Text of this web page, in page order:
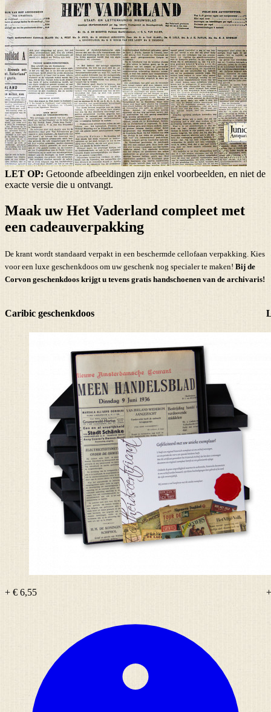
LET OP: Getoonde afbeeldingen zijn enkel voorbeelden, en niet de
exacte versie die u ontvangt.
Maak uw Het Vaderland compleet met
een cadeauverpakking
De krant wordt standaard verpakt in een beschermde cellofaan verpakking. Kies
voor een luxe geschenkdoos om uw geschenk nog specialer te maken! Bij de
Corvon geschenkdoos krijgt u tevens gratis handschoenen van de archivaris!
Caribic geschenkdoos
+ € 6,55